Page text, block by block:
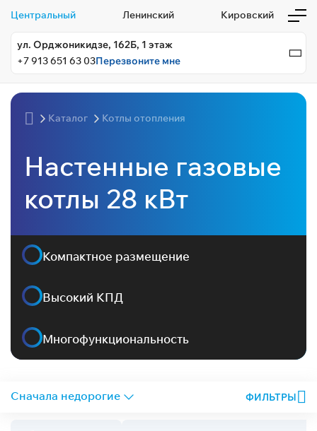
Центральный Ленинский Кировский
ул. Орджоникидзе, 162Б, 1 этаж
+7 913 651 63 03Перезвоните мне
Каталог Котлы отопления
Настенные газовые
котлы 28 кВт
Компактное размещение
Высокий КПД
Многофункциональность
ФИЛЬТРЫ